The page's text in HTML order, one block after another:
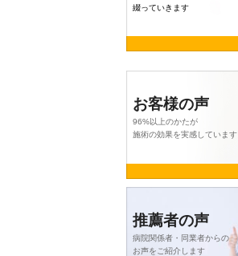
綴っていきます
お客様の声
96%以上のかたが
施術の効果を実感しています
推薦者の声
病院関係者・同業者からの
お声をご紹介します